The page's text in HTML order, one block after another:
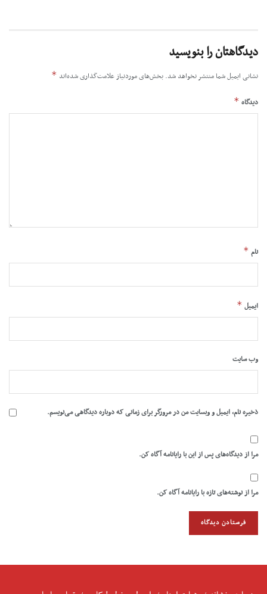
دیدگاهتان را بنویسید
نشانی ایمیل شما منتشر نخواهد شد. بخش‌های موردنیاز علامت‌گذاری شده‌اند *
دیدگاه *
نام *
ایمیل *
وب‌ سایت
ذخیره نام، ایمیل و وبسایت من در مرورگر برای زمانی که دوباره دیدگاهی می‌نویسم.
مرا از دیدگاه‌های پس از این با رایانامه آگاه کن.
مرا از نوشته‌های تازه با رایانامه آگاه کن.